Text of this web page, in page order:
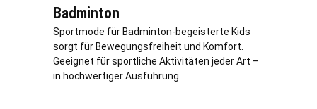
Badminton
Sportmode für Badminton-begeisterte Kids
sorgt für Bewegungsfreiheit und Komfort.
Geeignet für sportliche Aktivitäten jeder Art –
in hochwertiger Ausführung.